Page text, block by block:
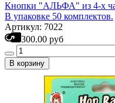
Кнопки "АЛЬФА" из 4-х
В упаковке 50 комплектов.
Артикул: 7022
300.00 руб
В корзину